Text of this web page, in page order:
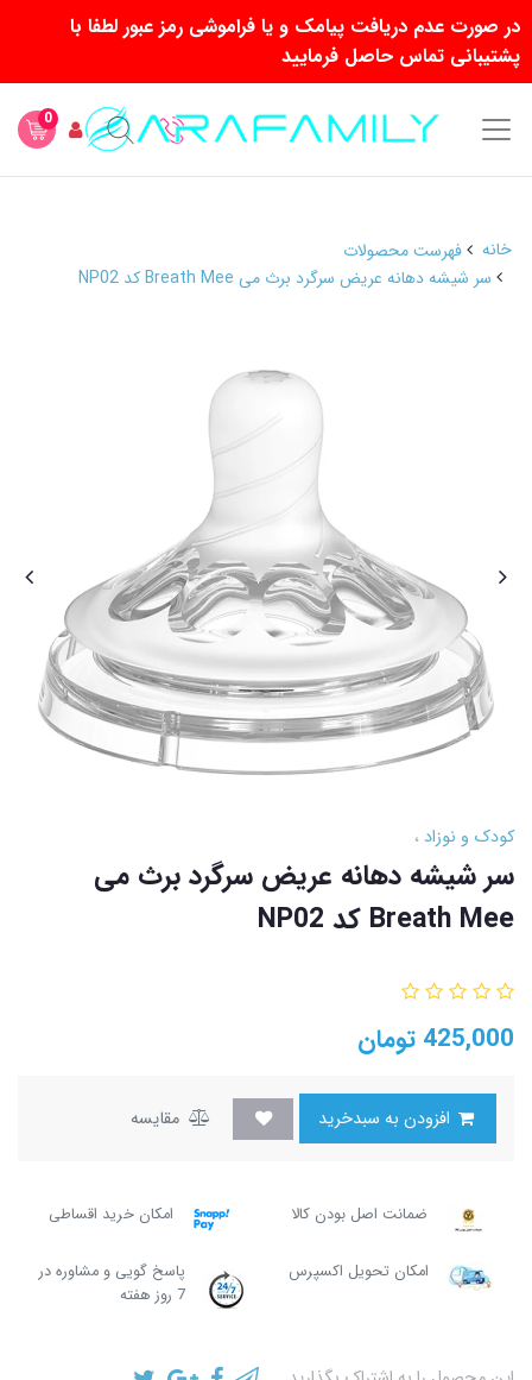
در صورت عدم دریافت پیامک و یا فراموشی رمز عبور لطفا با
پشتیبانی تماس حاصل فرمایید
0
خانه
فهرست محصولات
سر شیشه دهانه عریض سرگرد برث می Breath Mee کد NP02
کودک و نوزاد
سر شیشه دهانه عریض سرگرد برث می
Breath Mee کد NP02
425,000 تومان
مقایسه
ضمانت اصل بودن کالا امکان خرید اقساطی
امکان تحویل اکسپرس
پاسخ گویی و مشاوره در
7 روز هفته